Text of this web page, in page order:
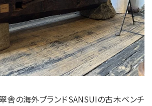
翠舎の海外ブランドSANSUIの古木ベンチ